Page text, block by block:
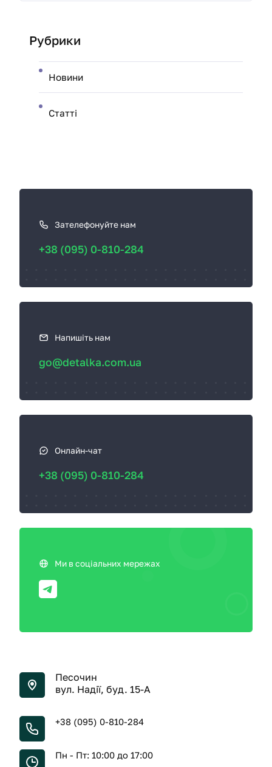
Рубрики
Новини
Статті
з
а
Зателефонуйте нам
+38 (095) 0-810-284
Напишіть нам
go@detalka.com.ua
Онлайн-чат
+38 (095) 0-810-284
Ми в соціальних мережах
Песочин
вул. Надії, буд. 15-А
+38 (095) 0-810-284
Пн - Пт: 10:00 до 17:00